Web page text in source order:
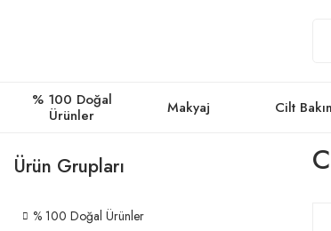
% 100 Doğal
Ürünler
Makyaj Cilt
Ürün Grupları
% 100 Doğal Ürünler